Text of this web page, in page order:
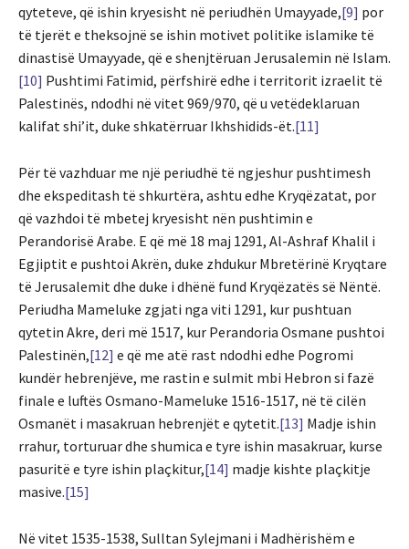
qyteteve, që ishin kryesisht në periudhën Umayyade,[9] por
të tjerët e theksojnë se ishin motivet politike islamike të
dinastisë Umayyade, që e shenjtëruan Jerusalemin në Islam.
[10] Pushtimi Fatimid, përfshirë edhe i territorit izraelit të
Palestinës, ndodhi në vitet 969/970, që u vetëdeklaruan
kalifat shi’it, duke shkatërruar Ikhshidids-ët.[11]
Për të vazhduar me një periudhë të ngjeshur pushtimesh
dhe ekspeditash të shkurtëra, ashtu edhe Kryqëzatat, por
që vazhdoi të mbetej kryesisht nën pushtimin e
Perandorisë Arabe. E që më 18 maj 1291, Al-Ashraf Khalil i
Egjiptit e pushtoi Akrën, duke zhdukur Mbretërinë Kryqtare
të Jerusalemit dhe duke i dhënë fund Kryqëzatës së Nëntë.
Periudha Mameluke zgjati nga viti 1291, kur pushtuan
qytetin Akre, deri më 1517, kur Perandoria Osmane pushtoi
Palestinën,[12] e që me atë rast ndodhi edhe Pogromi
kundër hebrenjëve, me rastin e sulmit mbi Hebron si fazë
finale e luftës Osmano-Mameluke 1516-1517, në të cilën
Osmanët i masakruan hebrenjët e qytetit.[13] Madje ishin
rrahur, torturuar dhe shumica e tyre ishin masakruar, kurse
pasuritë e tyre ishin plaçkitur,[14] madje kishte plaçkitje
masive.[15]
Në vitet 1535-1538, Sulltan Sylejmani i Madhërishëm e